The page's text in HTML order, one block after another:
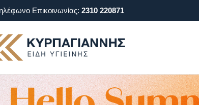
Επικοινωνίας: 2310 220871